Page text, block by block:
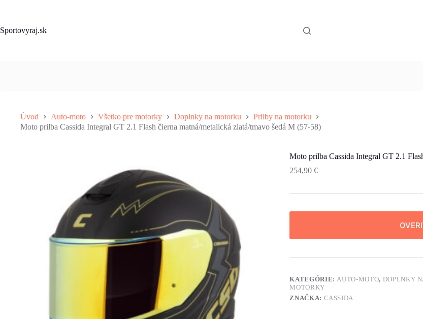
Sportovyraj.sk
Úvod Auto-moto Všetko pre motorky Doplnky na motorku
Prilby na motorku
Moto prilba Cassida Integral GT 2.1 Flash čierna matná/metalická zlatá/tmavo šedá M (57-58)
Moto prilba Cassida Integral GT 2.1
254,90€
KATEGÓRIE: AUTO-MOTO, DOPLNKY
MOTORKY
ZNAČKA: CASSIDA